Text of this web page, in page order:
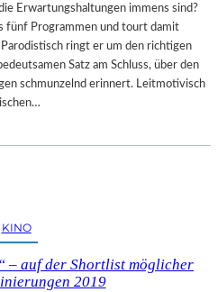
Erwartungshaltungen immens sind?
fünf Programmen und tourt damit
ringt er um den richtigen
Satz am Schluss, über den
schmunzelnd erinnert. Leitmotivisch
KINO
– auf der Shortlist möglicher
2019